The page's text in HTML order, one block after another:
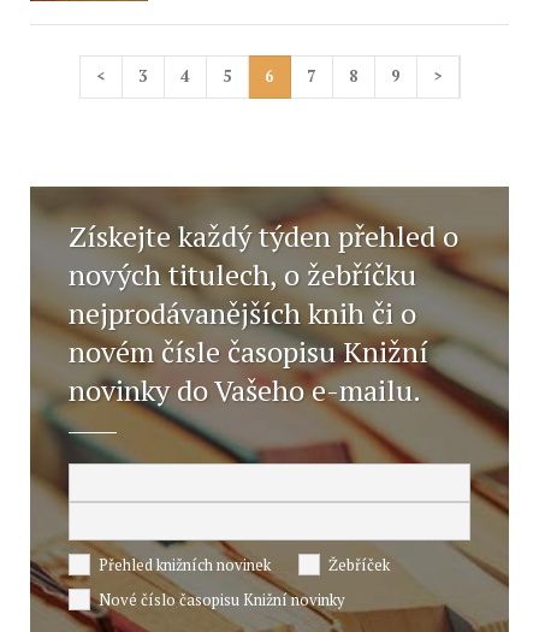
< 3 4 5 6 7 8 9 >
Získejte každý týden přehled o
nových titulech, o žebříčku
nejprodávanějších knih či o
novém čísle časopisu Knižní
novinky do Vašeho e-mailu.
Přehled knižních novinek
Žebříček
Nové číslo časopisu Knižní novinky